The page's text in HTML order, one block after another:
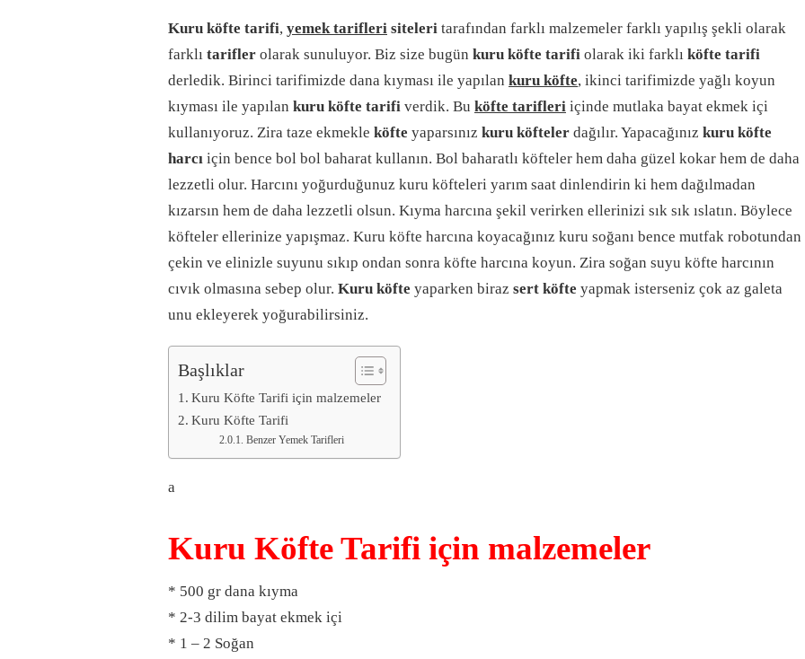
Kuru köfte tarifi, yemek tarifleri siteleri tarafından farklı malzemeler farklı yapılış şekli olarak
farklı tarifler olarak sunuluyor. Biz size bugün kuru köfte tarifi olarak iki farklı köfte tarifi
derledik. Birinci tarifimizde dana kıyması ile yapılan kuru köfte, ikinci tarifimizde yağlı koyun
kıyması ile yapılan kuru köfte tarifi verdik. Bu köfte tarifleri içinde mutlaka bayat ekmek içi
kullanıyoruz. Zira taze ekmekle köfte yaparsınız kuru köfteler dağılır. Yapacağınız kuru köfte
harcı için bence bol bol baharat kullanın. Bol baharatlı köfteler hem daha güzel kokar hem de daha
lezzetli olur. Harcını yoğurduğunuz kuru köfteleri yarım saat dinlendirin ki hem dağılmadan
kızarsın hem de daha lezzetli olsun. Kıyma harcına şekil verirken ellerinizi sık sık ıslatın. Böylece
köfteler ellerinize yapışmaz. Kuru köfte harcına koyacağınız kuru soğanı bence mutfak robotundan
çekin ve elinizle suyunu sıkıp ondan sonra köfte harcına koyun. Zira soğan suyu köfte harcının
cıvık olmasına sebep olur. Kuru köfte yaparken biraz sert köfte yapmak isterseniz çok az galeta
unu ekleyerek yoğurabilirsiniz.
Başlıklar
Kuru Köfte Tarifi için malzemeler
Kuru Köfte Tarifi
Benzer Yemek Tarifleri
a
Kuru Köfte Tarifi için malzemeler
* 500 gr dana kıyma
* 2-3 dilim bayat ekmek içi
* 1 – 2 Soğan